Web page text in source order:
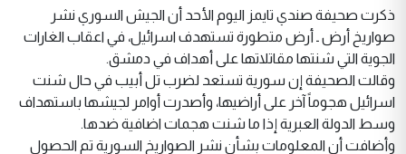
ذكرت صحيفة صندي تايمز اليوم الأحد أن الجيش السوري نشر
صواريخ أرض ـ أرض متطورة تستهدف اسرائيل، في اعقاب الغارات
الجوية التي شنتها مقاتلاتها على أهداف في دمشق.
وقالت الصحيفة إن سورية تستعد لضرب تل أبيب في حال شنت
اسرائيل هجوماً آخر على أراضيها، وأصدرت أوامر لجيشها باستهداف
وسط الدولة العبرية إذا ما شنت هجمات اضافية ضدها.
وأضافت أن المعلومات بشأن نشر الصواريخ السورية تم الحصول